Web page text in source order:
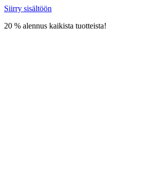
Siirry sisältöön
20 % alennus kaikista tuotteista!